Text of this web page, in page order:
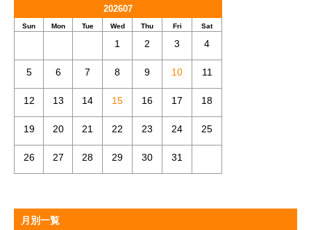
202607
Sun Mon Tue Wed Thu Fri Sat
1 2 3 4
5 6 7 8 9 10 11
12 13 14 15 16 17 18
19 20 21 22 23 24 25
26 27 28 29 30 31
月別一覧